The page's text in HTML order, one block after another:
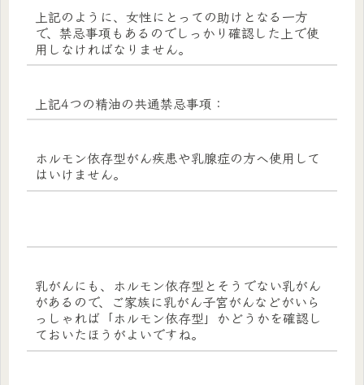
上記のように、女性にとっての助けとなる一方
で、禁忌事項もあるのでしっかり確認した上で使
用しなければなりません。
上記4つの精油の共通禁忌事項：
ホルモン依存型がん疾患や乳腺症の方へ使用して
はいけません。
乳がんにも、ホルモン依存型とそうでない乳がん
があるので、ご家族に乳がん子宮がんなどがいら
っしゃれば「ホルモン依存型」かどうかを確認し
ておいたほうがよいですね。